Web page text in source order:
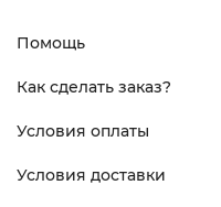
Помощь
Как сделать заказ?
Условия оплаты
Условия доставки